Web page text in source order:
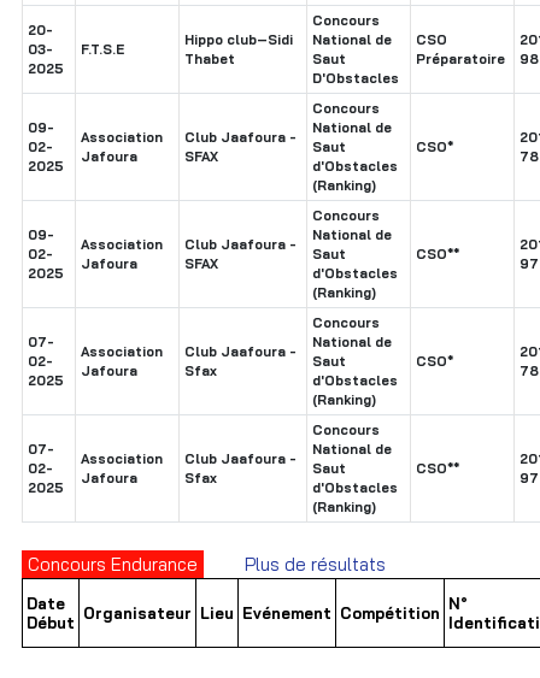
20-
03-
2025
F.T.S.E
Hippo club–Sidi
Thabet
Concours
National de
Saut
D'Obstacles
CSO
Préparatoire
09-
02-
2025
Association
Jafoura
Club Jaafoura -
SFAX
Concours
National de
Saut
d'Obstacles
(Ranking)
CSO*
09-
02-
2025
Association
Jafoura
Club Jaafoura -
SFAX
Concours
National de
Saut
d'Obstacles
(Ranking)
CSO**
07-
02-
2025
Association
Jafoura
Club Jaafoura -
Sfax
Concours
National de
Saut
d'Obstacles
(Ranking)
CSO*
07-
02-
2025
Association
Jafoura
Club Jaafoura -
Sfax
Concours
National de
Saut
d'Obstacles
(Ranking)
CSO**
Concours Endurance Plus de résultats
Date
Début Organisateur Lieu Evénement Compétition N°